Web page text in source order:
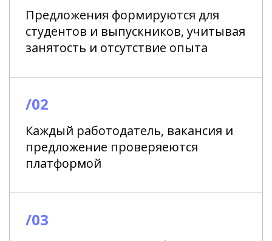
Предложения формируются для
студентов и выпускников, учитывая
занятость и отсутствие опыта
/02
Каждый работодатель, вакансия и
предложение проверяеются
платформой
/03